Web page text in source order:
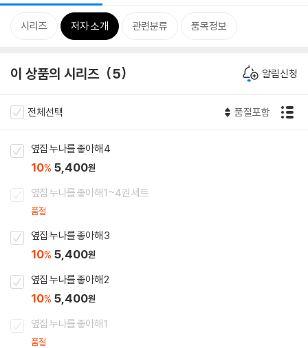
시리즈 저자 소개 관련분류 품목정보
이 상품의 시리즈 5 알림신청
전체선택 품절포함
옆집 누나를 좋아해 4
10% 5,400원
옆집 누나를 좋아해 1~4권 세트
품절
옆집 누나를 좋아해 3
10% 5,400원
옆집 누나를 좋아해 2
10% 5,400원
옆집 누나를 좋아해 1
품절